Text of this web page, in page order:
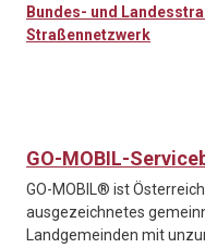
Bundes- und
Straßennetzwerk
GO-MOBIL-
GO-MOBIL® ist
ausgezeichnetes
Landgemeinden mit